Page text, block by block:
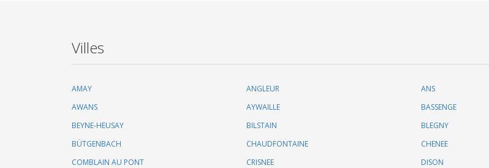
Villes
AMAY ANGLEUR ANS
AWANS
AYWAILLE BASSENGE
BEYNE-HEUSAY
BILSTAIN BLEGNY
BÜTGENBACH
CHAUDFONTAINE CHENEE
COMBLAIN AU PONT
CRISNEE DISON